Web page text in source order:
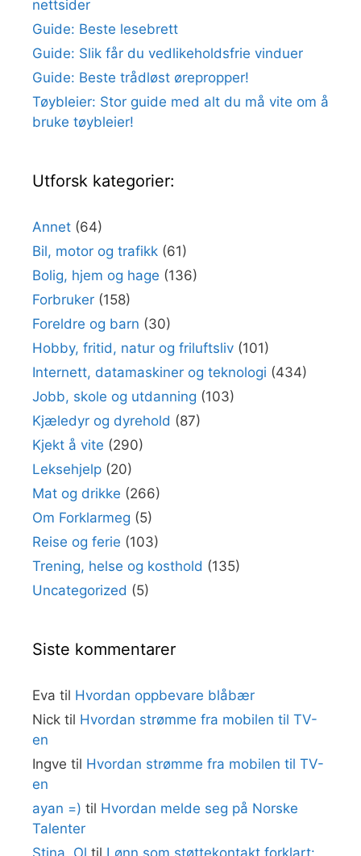
nettsider
Guide: Beste lesebrett
Guide: Slik får du vedlikeholdsfrie vinduer
Guide: Beste trådløst ørepropper!
Tøybleier: Stor guide med alt du må vite om å
bruke tøybleier!
Utforsk kategorier:
Annet (64)
Bil, motor og trafikk (61)
Bolig, hjem og hage (136)
Forbruker (158)
Foreldre og barn (30)
Hobby, fritid, natur og friluftsliv (101)
Internett, datamaskiner og teknologi (434)
Jobb, skole og utdanning (103)
Kjæledyr og dyrehold (87)
Kjekt å vite (290)
Leksehjelp (20)
Mat og drikke (266)
Om Forklarmeg (5)
Reise og ferie (103)
Trening, helse og kosthold (135)
Uncategorized (5)
Siste kommentarer
Eva til Hvordan oppbevare blåbær
Nick til Hvordan strømme fra mobilen til TV-
en
Ingve til Hvordan strømme fra mobilen til TV-
en
ayan =) til Hvordan melde seg på Norske
Talenter
Stina. Ol til Lønn som støttekontakt forklart: